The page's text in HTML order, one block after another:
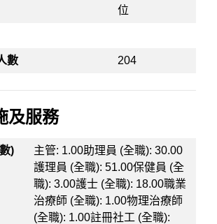
位
數 204
及服務
)
主管: 1.00助理員 (全職): 30.00
護理員 (全職): 51.00保健員 (全
職): 3.00護士 (全職): 18.00職業
治療師 (全職): 1.00物理治療師
(全職): 1.00註冊社工 (全職):